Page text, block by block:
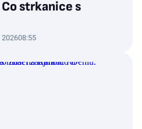
strkanice s
202608:55